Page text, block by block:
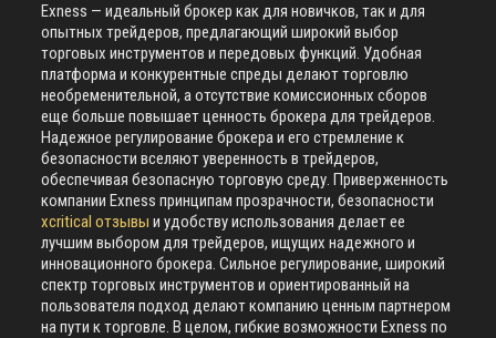
Exness — идеальный брокер как для новичков, так и для
опытных трейдеров, предлагающий широкий выбор
торговых инструментов и передовых функций. Удобная
платформа и конкурентные спреды делают торговлю
необременительной, а отсутствие комиссионных сборов
еще больше повышает ценность брокера для трейдеров.
Надежное регулирование брокера и его стремление к
безопасности вселяют уверенность в трейдеров,
обеспечивая безопасную торговую среду. Приверженность
компании Exness принципам прозрачности, безопасности
xcritical отзывы и удобству использования делает ее
лучшим выбором для трейдеров, ищущих надежного и
инновационного брокера. Сильное регулирование, широкий
спектр торговых инструментов и ориентированный на
пользователя подход делают компанию ценным партнером
на пути к торговле. В целом, гибкие возможности Exness по